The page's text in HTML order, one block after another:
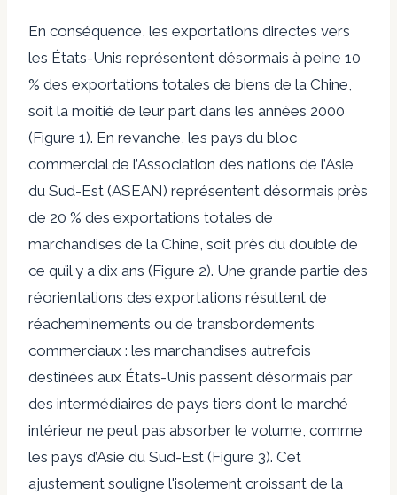
En conséquence, les exportations directes vers
les États-Unis représentent désormais à peine 10
% des exportations totales de biens de la Chine,
soit la moitié de leur part dans les années 2000
(Figure 1). En revanche, les pays du bloc
commercial de l’Association des nations de l’Asie
du Sud-Est (ASEAN) représentent désormais près
de 20 % des exportations totales de
marchandises de la Chine, soit près du double de
ce qu’il y a dix ans (Figure 2). Une grande partie des
réorientations des exportations résultent de
réacheminements ou de transbordements
commerciaux : les marchandises autrefois
destinées aux États-Unis passent désormais par
des intermédiaires de pays tiers dont le marché
intérieur ne peut pas absorber le volume, comme
les pays d’Asie du Sud-Est (Figure 3). Cet
ajustement souligne l'isolement croissant de la